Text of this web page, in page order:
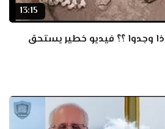
13:15
وجدوا ؟؟ فيديو خطير يستحق